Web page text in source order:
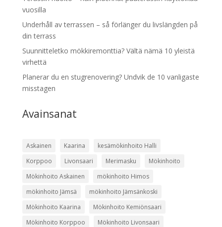
vuosilla
Underhåll av terrassen – så förlänger du livslängden på
din terrass
Suunnitteletko mökkiremonttia? Vältä nämä 10 yleistä
virhettä
Planerar du en stugrenovering? Undvik de 10 vanligaste
misstagen
Avainsanat
Askainen Kaarina
kesämökinhoito Halli
Korppoo
Livonsaari Merimasku
Mökinhoito
Mökinhoito Askainen
mökinhoito Himos
mökinhoito Jämsä
mökinhoito Jämsänkoski
Mökinhoito Kaarina
Mökinhoito Kemiönsaari
Mökinhoito Korppoo
Mökinhoito Livonsaari